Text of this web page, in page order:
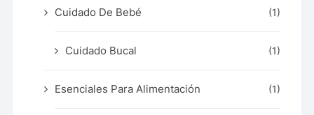
Cuidado De Bebé (1)
Cuidado Bucal (1)
Esenciales Para Alimentación (1)